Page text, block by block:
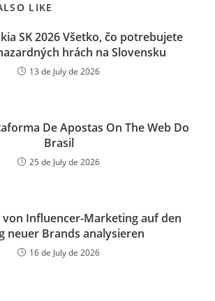
LIKE
SK 2026 Všetko, čo potrebujete
hrách na Slovensku
13 de July de 2026
De Apostas On The Web Do
Brasil
25 de July de 2026
von Influencer-Marketing auf den
neuer Brands analysieren
16 de July de 2026